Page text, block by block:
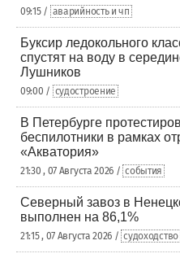
09:15 / аварийность и чп
Буксир ледокольного
спустят на воду в
Лушников
09:00 / судостроение
В Петербурге
беспилотники в рамках
«Акватория»
21:30 , 07 Августа 2026 / события
Северный завоз в
выполнен на 86,1%
21:15 , 07 Августа 2026 / судоходство